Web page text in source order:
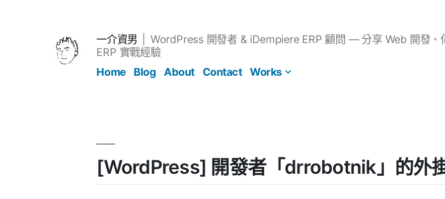
一介資男
WordPress 開發者 & iDempiere ERP 顧問 — 分享 Web 開發、
ERP 實戰經驗
Home
Blog About Contact Works
[WordPress] 開發者「drrobotnik」的外